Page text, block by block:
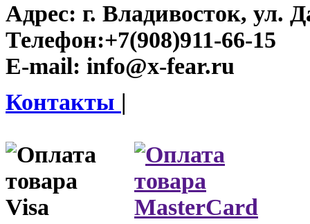
Адрес: г. Владивосток, ул.
Телефон:+7(908)911-66-15
E-mail: info@x-fear.ru
Контакты |